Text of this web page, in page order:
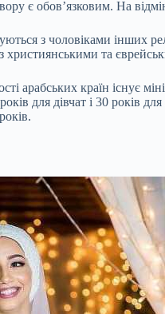
є обов’язковим. На
з чоловіками інших
християнськими та
арабських країн існує
для дівчат і 30 років